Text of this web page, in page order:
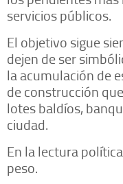
servicios públicos.
El objetivo sigue
dejen de ser
la acumulación de
de construcción
lotes baldíos,
ciudad.
En la lectura
peso.